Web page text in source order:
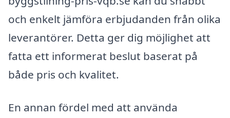
och enkelt jämföra erbjudanden från olika
leverantörer. Detta ger dig möjlighet att
fatta ett informerat beslut baserat på
både pris och kvalitet.
En annan fördel med att använda